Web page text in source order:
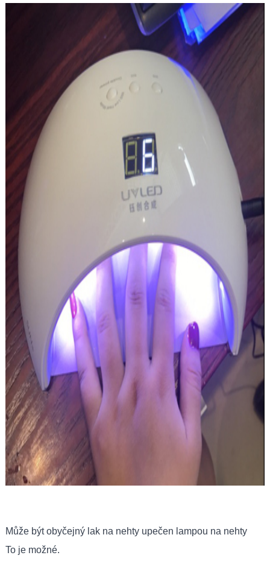
Může být obyčejný lak na nehty upečen lampou na nehty
To je možné.